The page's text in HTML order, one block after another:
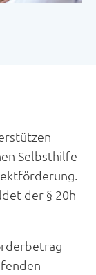
Selbsthilfe
der § 20h